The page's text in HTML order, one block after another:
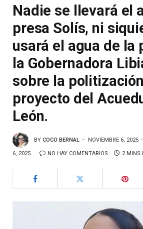
Nadie se llevará el
presa Solís, ni
usará el agua de la
la Gobernadora
sobre la
proyecto del
León.
BY COCO BERNAL NOVIEMBRE 6, 2025
6, 2025 NO HAY COMENTARIOS 2 MINS